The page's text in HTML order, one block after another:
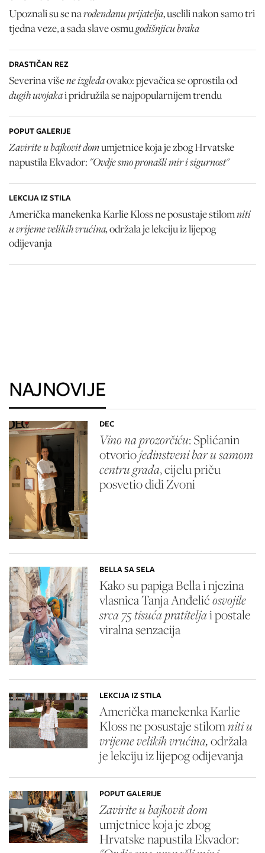
Upoznali su se narođendanu prijatelja, uselili nakon samo tri
tjedna veze, a sada slave osmugodišnjicu braka
DRASTIČAN REZ
Severina višene izgledaovako: pjevačica se oprostila od
dugih uvojakai pridružila se najpopularnijem trendu
POPUT GALERIJE
Zavirite u bajkovit domumjetnice koja je zbog Hrvatske
napustila Ekvador: "Ovdje smo pronašli mir i sigurnost"
LEKCIJA IZ STILA
Američka manekenka Karlie Kloss ne posustaje stilomniti
u vrijeme velikih vrućina,održala je lekciju iz lijepog
odijevanja
NAJNOVIJE
DEC
Vino na prozorčiću: Splićanin
otvoriojedinstveni bar u samom
centru grada, cijelu priču
posvetio didi Zvoni
BELLA SA SELA
Kako su papiga Bella i njezina
vlasnica Tanja Anđelićosvojile
srca 75 tisuća pratiteljai postale
viralna senzacija
LEKCIJA IZ STILA
Američka manekenka Karlie
Kloss ne posustaje stilomniti u
vrijeme velikih vrućina,održala
je lekciju iz lijepog odijevanja
POPUT GALERIJE
Zavirite u bajkovit dom
umjetnice koja je zbog
Hrvatske napustila Ekvador: